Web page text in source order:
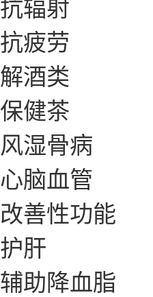
抗辐射
抗疲劳
解酒类
保健茶
风湿骨病
心脑血管
改善性功能
护肝
辅助降血脂